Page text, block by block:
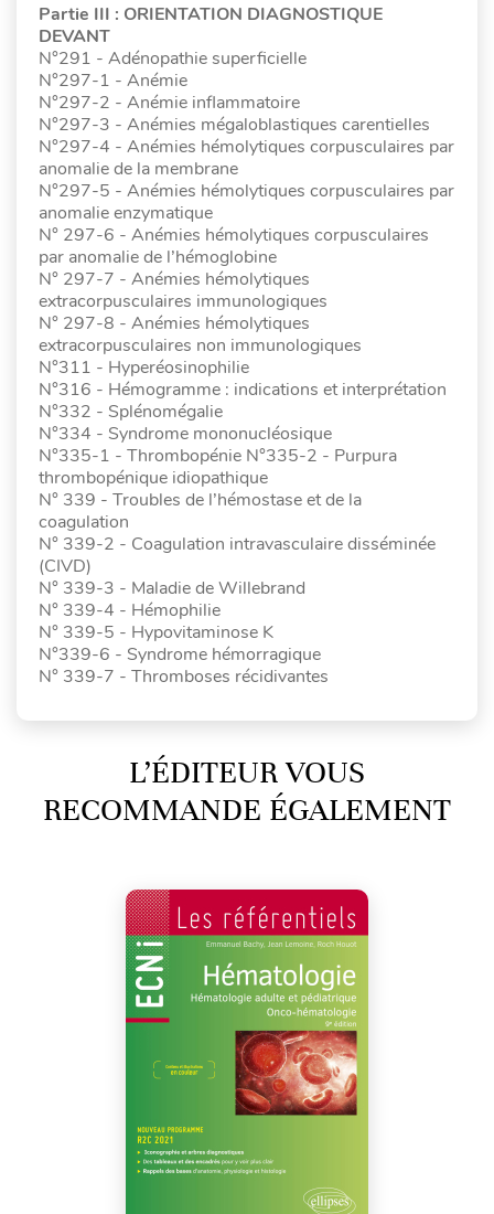
Partie III : ORIENTATION DIAGNOSTIQUE
DEVANT
N°291 - Adénopathie superficielle
N°297-1 - Anémie
N°297-2 - Anémie inflammatoire
N°297-3 - Anémies mégaloblastiques carentielles
N°297-4 - Anémies hémolytiques corpusculaires par
anomalie de la membrane
N°297-5 - Anémies hémolytiques corpusculaires par
anomalie enzymatique
N° 297-6 - Anémies hémolytiques corpusculaires
par anomalie de l’hémoglobine
N° 297-7 - Anémies hémolytiques
extracorpusculaires immunologiques
N° 297-8 - Anémies hémolytiques
extracorpusculaires non immunologiques
N°311 - Hyperéosinophilie
N°316 - Hémogramme : indications et interprétation
N°332 - Splénomégalie
N°334 - Syndrome mononucléosique
N°335-1 - Thrombopénie N°335-2 - Purpura
thrombopénique idiopathique
N° 339 - Troubles de l’hémostase et de la
coagulation
N° 339-2 - Coagulation intravasculaire disséminée
(CIVD)
N° 339-3 - Maladie de Willebrand
N° 339-4 - Hémophilie
N° 339-5 - Hypovitaminose K
N°339-6 - Syndrome hémorragique
N° 339-7 - Thromboses récidivantes
L’ÉDITEUR VOUS
RECOMMANDE ÉGALEMENT